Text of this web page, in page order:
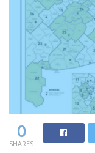
0
SHARES